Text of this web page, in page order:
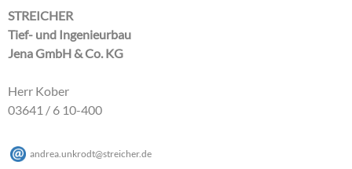
STREICHER
Tief- und Ingenieurbau
Jena GmbH & Co. KG
Herr Kober
03641 / 6 10-400
andrea.unkrodt@streicher.de